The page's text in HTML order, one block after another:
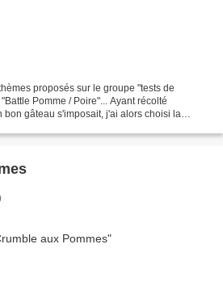
proposés sur le groupe "tests de
Pomme / Poire"... Ayant récolté
gâteau s'imposait, j'ai alors choisi la